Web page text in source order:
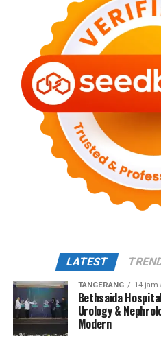
LATEST
TANGERANG 14 jam
Bethsaida
Urology &
Modern